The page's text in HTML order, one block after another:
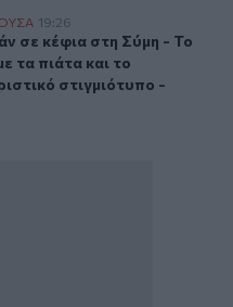
Το γλέντι με τα πιάτα και
19:26
σε κέφια στη Σύμη - Το
σε κέφια στη Σύμη - Το
τα πιάτα και το
στιγμιότυπο -